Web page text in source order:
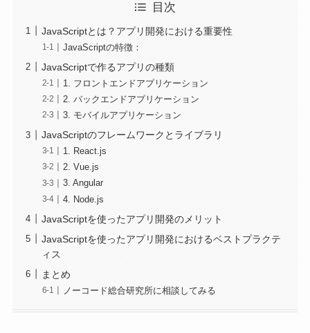
目次
JavaScriptとは？アプリ開発における重要性
JavaScriptの特徴：
JavaScriptで作るアプリの種類
1. フロントエンドアプリケーション
2. バックエンドアプリケーション
3. モバイルアプリケーション
JavaScriptのフレームワークとライブラリ
1. React.js
2. Vue.js
3. Angular
4. Node.js
JavaScriptを使ったアプリ開発のメリット
JavaScriptを使ったアプリ開発におけるベストプラクテ
ィス
まとめ
ノーコード総合研究所に相談してみる